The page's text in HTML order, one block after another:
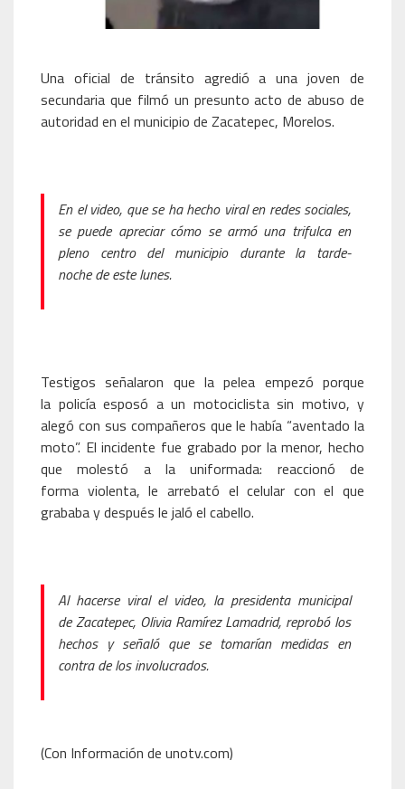
Una oficial de tránsito agredió a una joven de
secundaria que filmó un presunto acto de abuso de
autoridad en el municipio de Zacatepec, Morelos.
En el video, que se ha hecho viral en redes sociales,
se puede apreciar cómo se armó una trifulca en
pleno centro del municipio durante la tarde-
noche de este lunes.
Testigos señalaron que la pelea empezó porque
la policía esposó a un motociclista sin motivo, y
alegó con sus compañeros que le había “aventado la
moto”. El incidente fue grabado por la menor, hecho
que molestó a la uniformada: reaccionó de
forma violenta, le arrebató el celular con el que
grababa y después le jaló el cabello.
Al hacerse viral el video, la presidenta municipal
de Zacatepec, Olivia Ramírez Lamadrid, reprobó los
hechos y señaló que se tomarían medidas en
contra de los involucrados.
(Con Información de unotv.com)